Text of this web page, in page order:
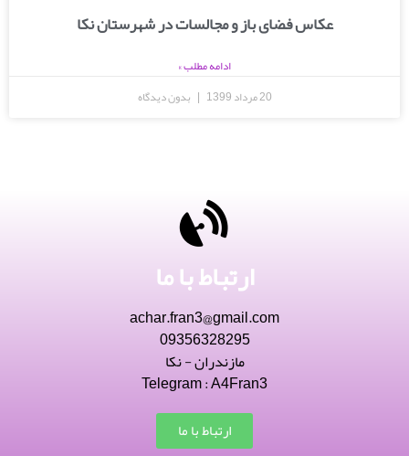
عکاس فضای باز و مجالسات در شهرستان نکا
ادامه مطلب »
20 مرداد 1399
بدون دیدگاه
ارتباط با ما
achar.fran3@gmail.com
09356328295
مازندران - نکا
Telegram : A4Fran3
ارتباط با ما